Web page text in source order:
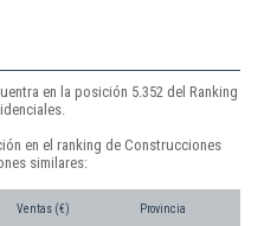
en la posición 5.352 del Ranking
en el ranking de Construcciones
similares:
Ventas (€) Provincia